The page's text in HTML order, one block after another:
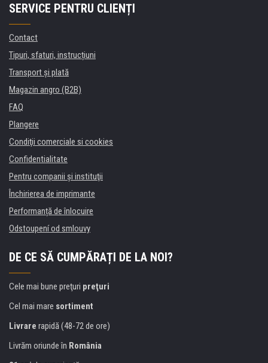
SERVICE PENTRU CLIENȚI
Contact
Tipuri, sfaturi, instrucțiuni
Transport şi plată
Magazin angro (B2B)
FAQ
Plangere
Condiţii comerciale si cookies
Confidentialitate
Pentru companii și instituţii
Închirierea de imprimante
Performanță de înlocuire
Odstoupení od smlouvy
DE CE SĂ CUMPĂRAȚI DE LA NOI?
Cele mai bune preţuri preţuri
Cel mai mare sortiment
Livrare rapidă (48-72 de ore)
Livrăm oriunde în România